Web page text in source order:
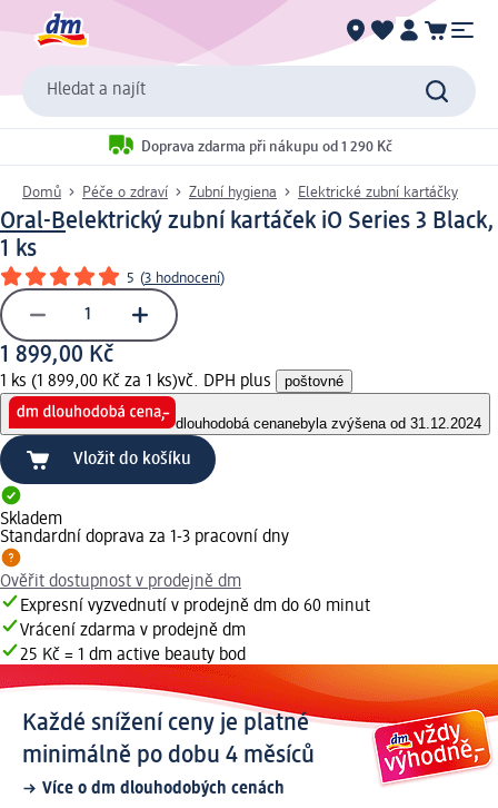
Hledat a najít
Doprava zdarma při nákupu od 1 290 Kč
Domů Péče o zdraví Zubní hygiena Elektrické zubní kartáčky
Oral-Belektrický zubní kartáček iO Series 3 Black,
1 ks
5 (3 hodnocení)
1 899,00 Kč
1 ks (1 899,00 Kč za 1 ks)vč. DPH plus poštovné
dlouhodobá cenanebyla zvýšena od 31.12.2024
Vložit do košíku
Skladem
Standardní doprava za 1-3 pracovní dny
Ověřit dostupnost v prodejně dm
Expresní vyzvednutí v prodejně dm do 60 minut
Vrácení zdarma v prodejně dm
25 Kč = 1 dm active beauty bod
Každé snížení ceny je platné
minimálně po dobu 4 měsíců
Více o dm dlouhodobých cenách